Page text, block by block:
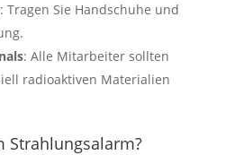
: Tragen Sie Handschuhe und
: Alle Mitarbeiter sollten
radioaktiven Materialien
Strahlungsalarm?